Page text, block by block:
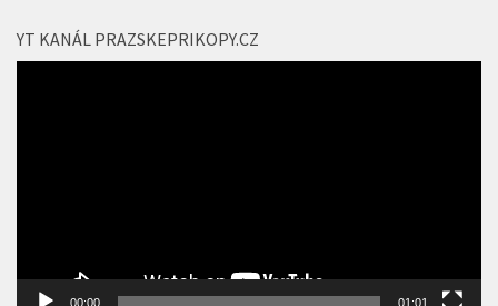
YT KANÁL PRAZSKEPRIKOPY.CZ
00:00 01:01